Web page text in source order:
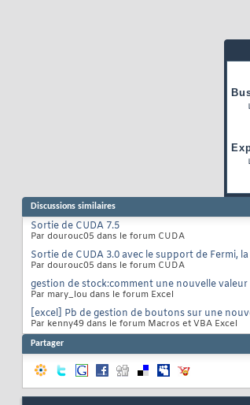
Discussions similaires
Sortie de CUDA 7.5
Par dourouc05 dans le forum CUDA
Sortie de CUDA 3.0 avec le support de Fermi,
Par dourouc05 dans le forum CUDA
gestion de stock:comment une nouvelle
Par mary_lou dans le forum Excel
[excel] Pb de gestion de boutons sur une
Par kenny49 dans le forum Macros et VBA Excel
Partager